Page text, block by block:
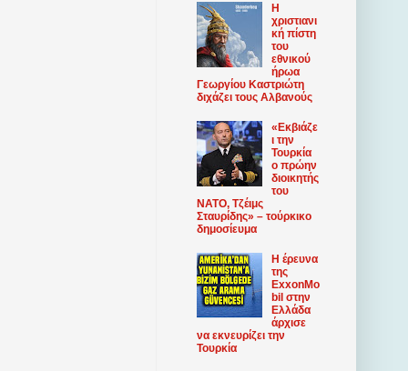
Η
χριστιανι
κή πίστη
του
εθνικού
ήρωα
Γεωργίου Καστριώτη
διχάζει τους Αλβανούς
«Εκβιάζε
ι την
Τουρκία
ο πρώην
διοικητής
του
ΝΑΤΟ, Τζέιμς
Σταυρίδης» – τούρκικο
δημοσίευμα
Η έρευνα
της
ExxonMo
bil στην
Ελλάδα
άρχισε
να εκνευρίζει την
Τουρκία